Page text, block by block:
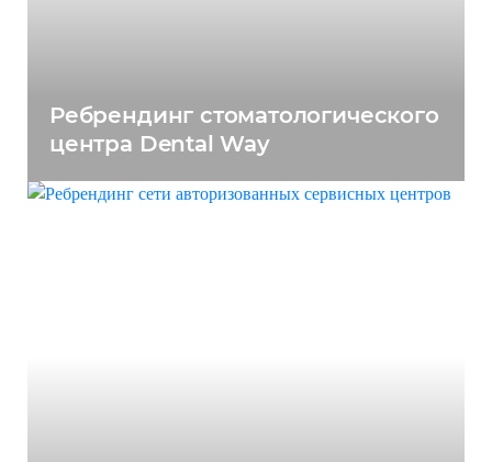
Ребрендинг стоматологического
центра Dental Way